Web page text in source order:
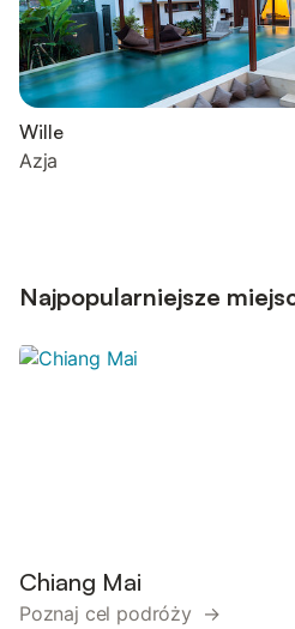
Wille
Azja
Najpopularniejsze
Chiang Mai
Poznaj cel podróży →